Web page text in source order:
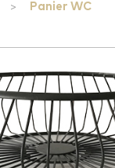
> Panier WC